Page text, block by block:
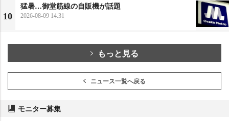
10
猛暑…御堂筋線の自販機が話題
2026-08-09 14:31
もっと見る
ニュース一覧へ戻る
モニター募集